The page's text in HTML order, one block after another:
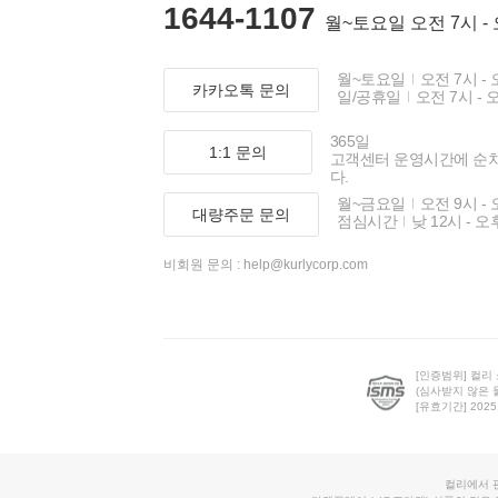
1644-1107 월~토요일 오전 7시 -
카카오톡 문의
월~토요일
오전 7시 -
일/공휴일
오전 7시 -
1:1 문의
365일
고객센터 운영시간에 순
다.
대량주문 문의
월~금요일
오전 9시 -
점심시간
낮 12시 - 오
비회원 문의 : help@kurlycorp.com
[인증범위] 컬리
(심사받지 않은
[유효기간]
컬리에서